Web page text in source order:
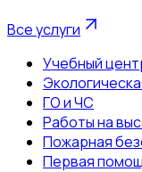
Все услуги
Учебный
ГО и ЧС
Работы на
Пожарная
Первая